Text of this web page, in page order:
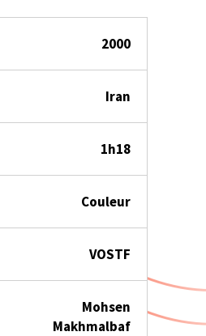
2000
Iran
1h18
Couleur
VOSTF
Mohsen
Makhmalbaf